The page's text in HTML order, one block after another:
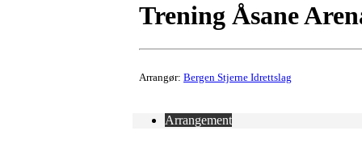
Trening Åsane
Arrangør: Bergen Stjerne Idrettslag
Arrangement